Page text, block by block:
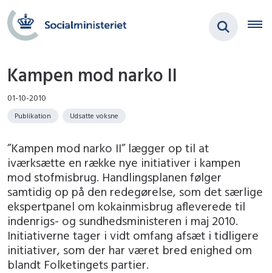
Kampen mod narko II
01-10-2010
Publikation Udsatte voksne
”Kampen mod narko II” lægger op til at
iværksætte en række nye initiativer i kampen
mod stofmisbrug. Handlingsplanen følger
samtidig op på den redegørelse, som det særlige
ekspertpanel om kokainmisbrug afleverede til
indenrigs- og sundhedsministeren i maj 2010.
Initiativerne tager i vidt omfang afsæt i tidligere
initiativer, som der har været bred enighed om
blandt Folketingets partier.